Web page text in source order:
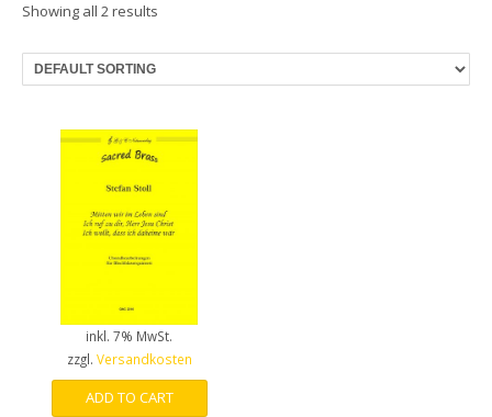
Showing all 2 results
inkl. 7% MwSt.
zzgl. Versandkosten
ADD TO CART